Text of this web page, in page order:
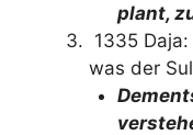
plant,
1335
was der